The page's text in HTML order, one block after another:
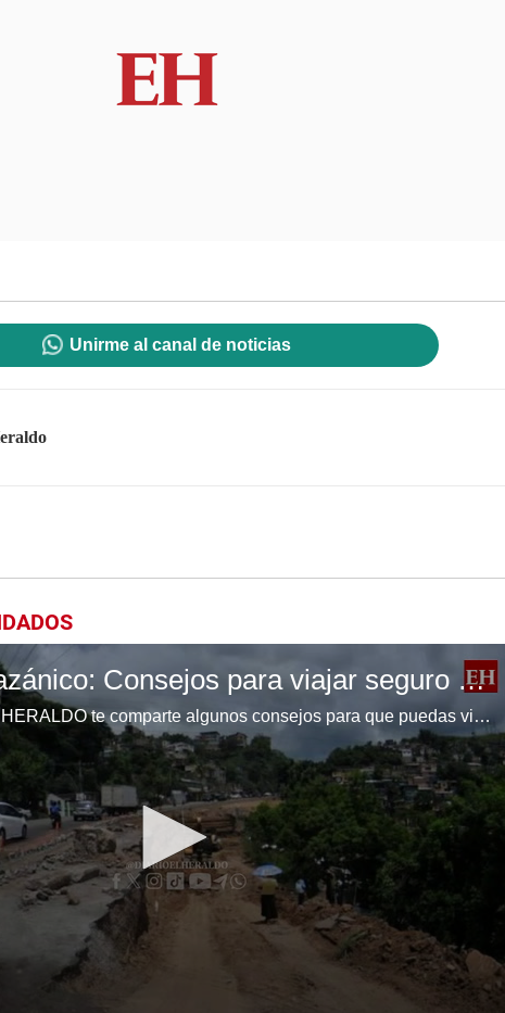
Unirme al canal de noticias
Feriado Morazánico: Consejos para viajar seguro en las carreteras de Honduras
¿Piensas viajar? EL HERALDO te comparte algunos consejos para que puedas viajar seguro por las carreteras de Honduras durante el Feriado Morazánico 2024.